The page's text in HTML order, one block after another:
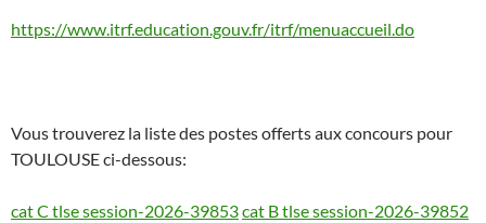
https://www.itrf.education.gouv.fr/itrf/menuaccueil.do
Vous trouverez la liste des postes offerts aux concours pour
TOULOUSE ci-dessous:
cat C tlse session-2026-39853cat B tlse session-2026-39852